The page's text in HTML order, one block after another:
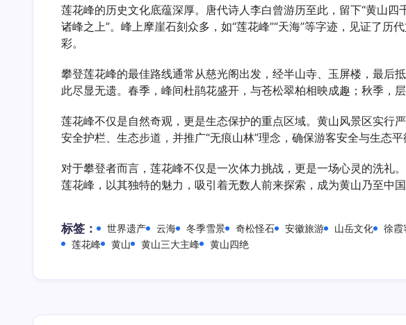
莲花峰的历史文化底蕴深厚。唐代诗人李白曾游历至此，留下“黄山
诸峰之上”。峰上摩崖石刻众多，如“莲花峰”“天海”等字迹，见证了
彩。
攀登莲花峰的最佳路线通常从慈光阁出发，经半山寺、玉屏楼，最
此尽显无遗。春季，峰间杜鹃花盛开，与苍松翠柏相映成趣；秋季，
莲花峰不仅是自然奇观，更是生态保护的重点区域。黄山风景区实行
安全护栏、生态步道，并推广“无痕山林”理念，确保游客安全与生态平
对于攀登者而言，莲花峰不仅是一次体力挑战，更是一场心灵的洗礼
莲花峰，以其独特的魅力，吸引着无数人前来探索，成为黄山乃至中国
标签： 世界遗产 云海 冬季雪景 奇松怪石 安徽旅游 山岳文化 徐霞
莲花峰
黄山 黄山三大主峰 黄山四绝